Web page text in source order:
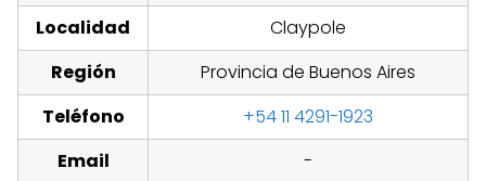
Localidad
Claypole
Región
Provincia de Buenos Aires
Teléfono
+54 11 4291-1923
Email
-